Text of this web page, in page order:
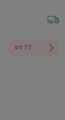
от 77